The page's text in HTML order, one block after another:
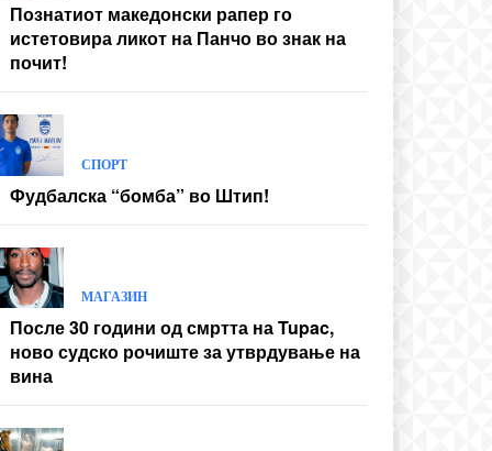
Познатиот македонски рапер го
истетовира ликот на Панчо во знак на
почит!
СПОРТ
Фудбалска “бомба” во Штип!
МАГАЗИН
После 30 години од смртта на Tupac,
ново судско рочиште за утврдување на
вина